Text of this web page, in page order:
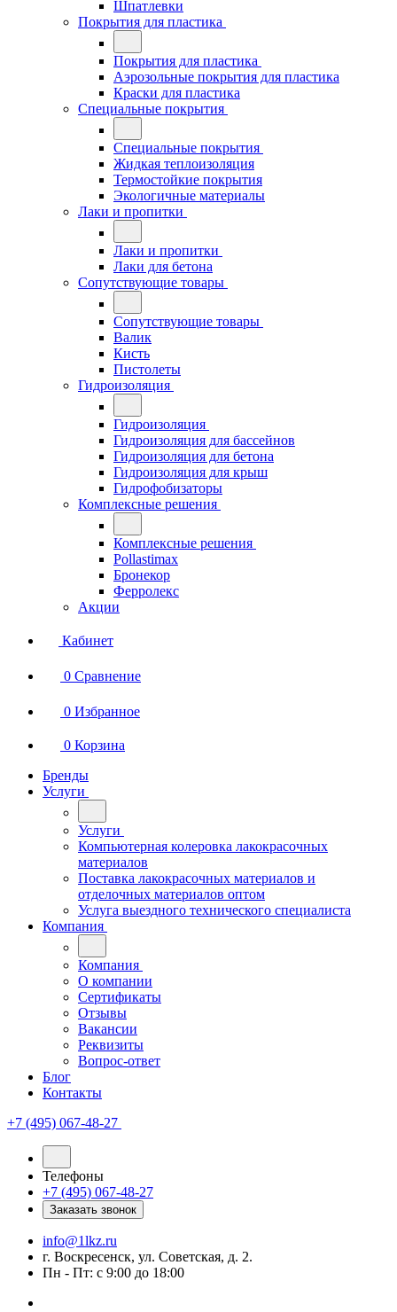
Шпатлевки
Покрытия для пластика
Покрытия для пластика
Аэрозольные покрытия для пластика
Краски для пластика
Специальные покрытия
Специальные покрытия
Жидкая теплоизоляция
Термостойкие покрытия
Экологичные материалы
Лаки и пропитки
Лаки и пропитки
Лаки для бетона
Сопутствующие товары
Сопутствующие товары
Валик
Кисть
Пистолеты
Гидроизоляция
Гидроизоляция
Гидроизоляция для бассейнов
Гидроизоляция для бетона
Гидроизоляция для крыш
Гидрофобизаторы
Комплексные решения
Комплексные решения
Pollastimax
Бронекор
Ферролекс
Акции
Кабинет
0 Сравнение
0 Избранное
0 Корзина
Бренды
Услуги
Услуги
Компьютерная колеровка лакокрасочных
материалов
Поставка лакокрасочных материалов и
отделочных материалов оптом
Услуга выездного технического специалиста
Компания
Компания
О компании
Сертификаты
Отзывы
Вакансии
Реквизиты
Вопрос-ответ
Блог
Контакты
+7 (495) 067-48-27
Телефоны
+7 (495) 067-48-27
Заказать звонок
info@1lkz.ru
г. Воскресенск, ул. Советская, д. 2.
Пн - Пт: с 9:00 до 18:00